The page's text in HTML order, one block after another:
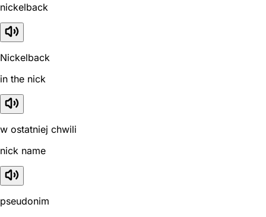
nickelback
Nickelback
in the nick
w ostatniej chwili
nick name
pseudonim